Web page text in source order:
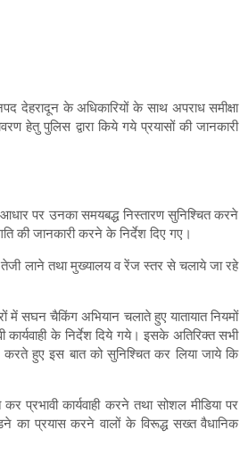
देहरादून के अधिकारियों के साथ अपराध समीक्षा
हेतु पुलिस द्वारा किये गये प्रयासों की जानकारी
पर उनका समयबद्ध निस्तारण सुनिश्चित करने
की जानकारी करने के निर्देश दिए गए।
तेजी लाने तथा मुख्यालय व रेंज स्तर से चलाये जा रहे
में सघन चैकिंग अभियान चलाते हुए यातायात नियमों
के निर्देश दिये गये। इसके अतिरिक्त सभी
करते हुए इस बात को सुनिश्चित कर लिया जाये कि
प्रभावी कार्यवाही करने तथा सोशल मीडिया पर
का प्रयास करने वालों के विरूद्ध सख्त वैधानिक